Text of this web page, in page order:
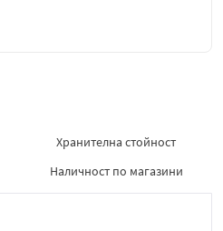
Хранителна стойност
Наличност по магазини